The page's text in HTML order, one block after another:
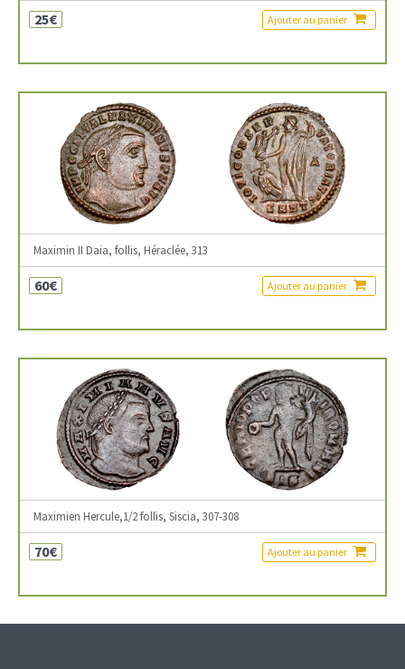
25€ Ajouter au panier
Maximin II Daia, follis, Héraclée, 313
60€ Ajouter au panier
Maximien Hercule,1/2 follis, Siscia, 307-308
70€ Ajouter au panier